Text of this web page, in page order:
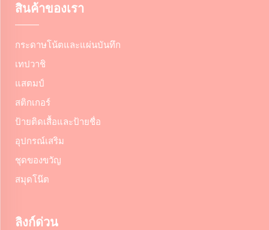
สินค้าของเรา
กระดาษโน้ตและแผ่นบันทึก
เทปวาชิ
แสตมป์
สติกเกอร์
ป้ายติดเสื้อและป้ายชื่อ
อุปกรณ์เสริม
ชุดของขวัญ
สมุดโน๊ต
ลิงก์ด่วน